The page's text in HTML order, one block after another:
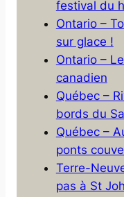
festival du
Ontario –
sur glace !
Ontario –
canadien
Québec –
bords du
Québec –
ponts
Terre-
pas à St